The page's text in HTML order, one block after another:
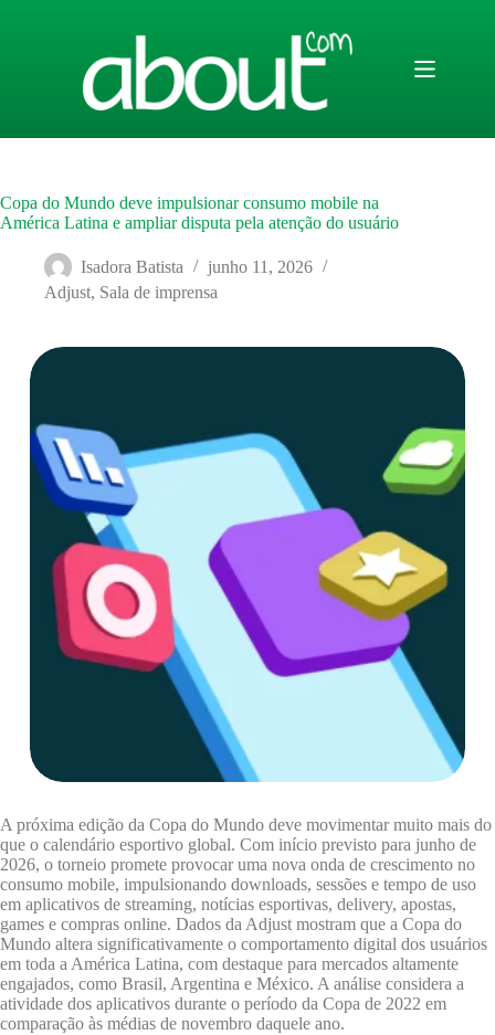
Copa do Mundo deve impulsionar consumo mobile na
América Latina e ampliar disputa pela atenção do usuário
Isadora Batista
junho 11, 2026
Adjust, Sala de imprensa
A próxima edição da Copa do Mundo deve movimentar muito mais do
que o calendário esportivo global. Com início previsto para junho de
2026, o torneio promete provocar uma nova onda de crescimento no
consumo mobile, impulsionando downloads, sessões e tempo de uso
em aplicativos de streaming, notícias esportivas, delivery, apostas,
games e compras online. Dados da Adjust mostram que a Copa do
Mundo altera significativamente o comportamento digital dos usuários
em toda a América Latina, com destaque para mercados altamente
engajados, como Brasil, Argentina e México. A análise considera a
atividade dos aplicativos durante o período da Copa de 2022 em
comparação às médias de novembro daquele ano.